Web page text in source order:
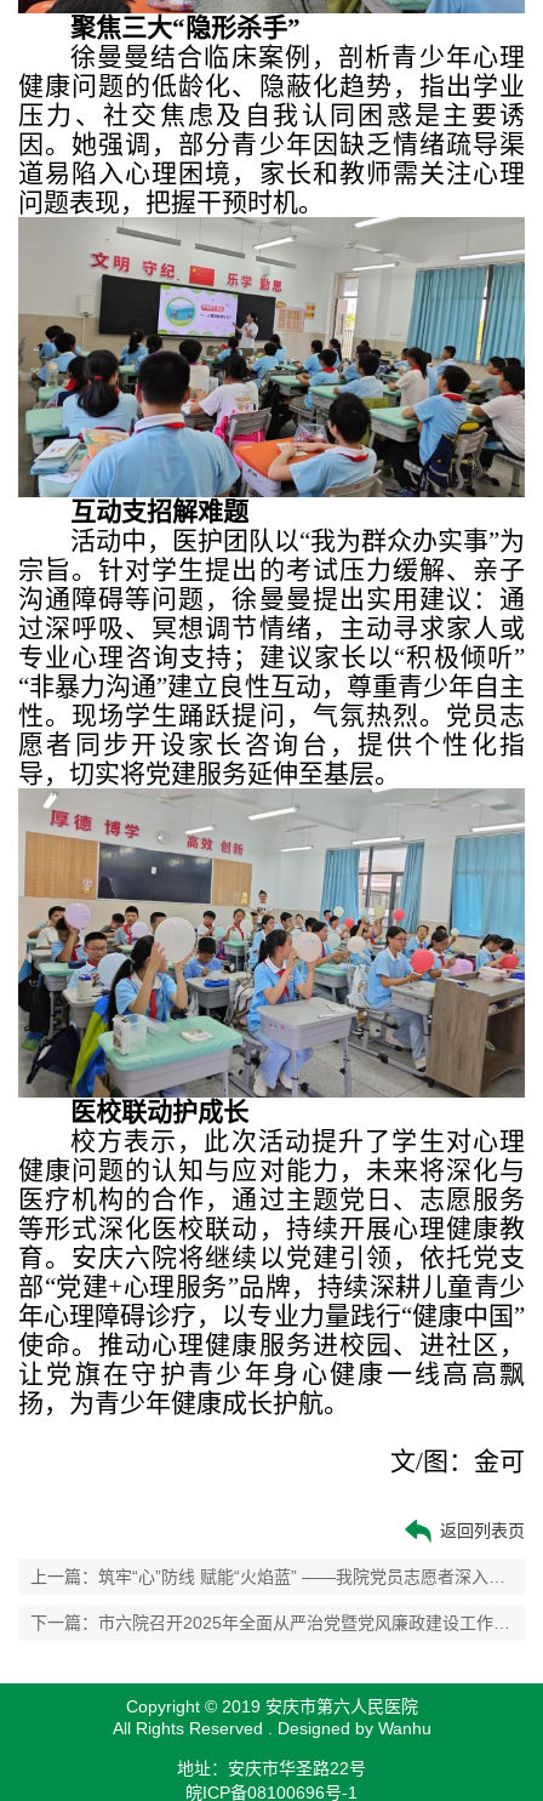
聚焦三大“隐形杀手”
徐曼曼结合临床案例，剖析青少年心理
健康问题的低龄化、隐蔽化趋势，指出学业
压力、社交焦虑及自我认同困惑是主要诱
因。她强调，部分青少年因缺乏情绪疏导渠
道易陷入心理困境，家长和教师需关注心理
问题表现，把握干预时机。
互动支招解难题
活动中，医护团队以“我为群众办实事”为
宗旨。针对学生提出的考试压力缓解、亲子
沟通障碍等问题，徐曼曼提出实用建议：通
过深呼吸、冥想调节情绪，主动寻求家人或
专业心理咨询支持；建议家长以“积极倾听”
“非暴力沟通”建立良性互动，尊重青少年自主
性。现场学生踊跃提问，气氛热烈。党员志
愿者同步开设家长咨询台，提供个性化指
导，切实将党建服务延伸至基层。
医校联动护成长
校方表示，此次活动提升了学生对心理
健康问题的认知与应对能力，未来将深化与
医疗机构的合作，通过主题党日、志愿服务
等形式深化医校联动，持续开展心理健康教
育。安庆六院将继续以党建引领，依托党支
部“党建+心理服务”品牌，持续深耕儿童青少
年心理障碍诊疗，以专业力量践行“健康中国”
使命。推动心理健康服务进校园、进社区，
让党旗在守护青少年身心健康一线高高飘
扬，为青少年健康成长护航。
文/图：金可
返回列表页
Copyright © 2019 安庆市第六人民医院
All Rights Reserved . Designed by Wanhu
地址：安庆市华圣路22号
皖ICP备08100696号-1